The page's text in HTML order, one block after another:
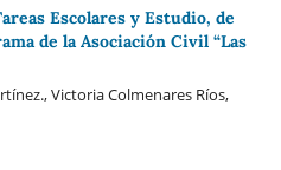
Escolares y Estudio, de
de la Asociación Civil “Las
Victoria Colmenares Ríos,